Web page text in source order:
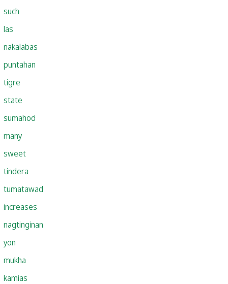
such
las
nakalabas
puntahan
tigre
state
sumahod
many
sweet
tindera
tumatawad
increases
nagtinginan
yon
mukha
kamias